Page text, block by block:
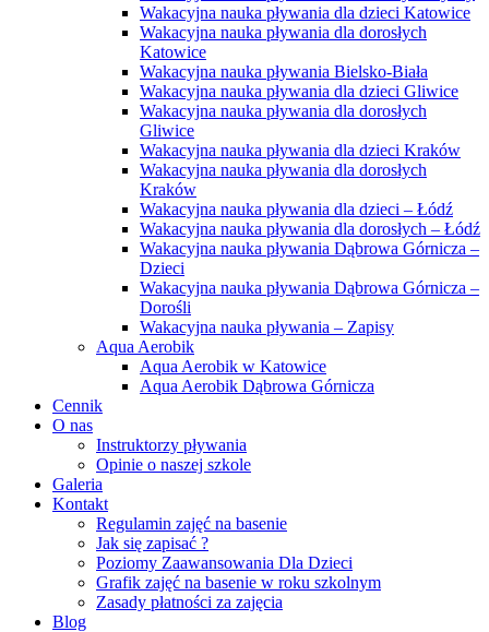
Wakacyjna nauka pływania dla dzieci Katowice
Wakacyjna nauka pływania dla dorosłych
Katowice
Wakacyjna nauka pływania Bielsko-Biała
Wakacyjna nauka pływania dla dzieci Gliwice
Wakacyjna nauka pływania dla dorosłych
Gliwice
Wakacyjna nauka pływania dla dzieci Kraków
Wakacyjna nauka pływania dla dorosłych
Kraków
Wakacyjna nauka pływania dla dzieci – Łódź
Wakacyjna nauka pływania dla dorosłych – Łódź
Wakacyjna nauka pływania Dąbrowa Górnicza –
Dzieci
Wakacyjna nauka pływania Dąbrowa Górnicza –
Dorośli
Wakacyjna nauka pływania – Zapisy
Aqua Aerobik
Aqua Aerobik w Katowice
Aqua Aerobik Dąbrowa Górnicza
Cennik
O nas
Instruktorzy pływania
Opinie o naszej szkole
Galeria
Kontakt
Regulamin zajęć na basenie
Jak się zapisać ?
Poziomy Zaawansowania Dla Dzieci
Grafik zajęć na basenie w roku szkolnym
Zasady płatności za zajęcia
Blog